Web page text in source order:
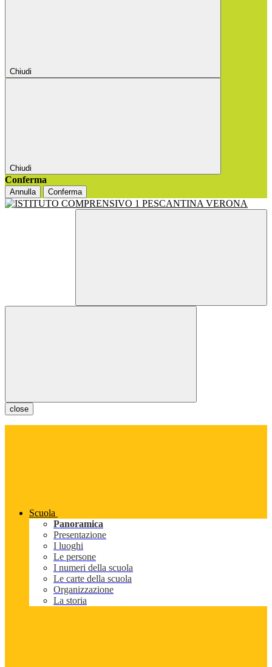
Chiudi
Chiudi
Conferma
Annulla Conferma
close
Scuola
Panoramica
Presentazione
I luoghi
Le persone
I numeri della scuola
Le carte della scuola
Organizzazione
La storia